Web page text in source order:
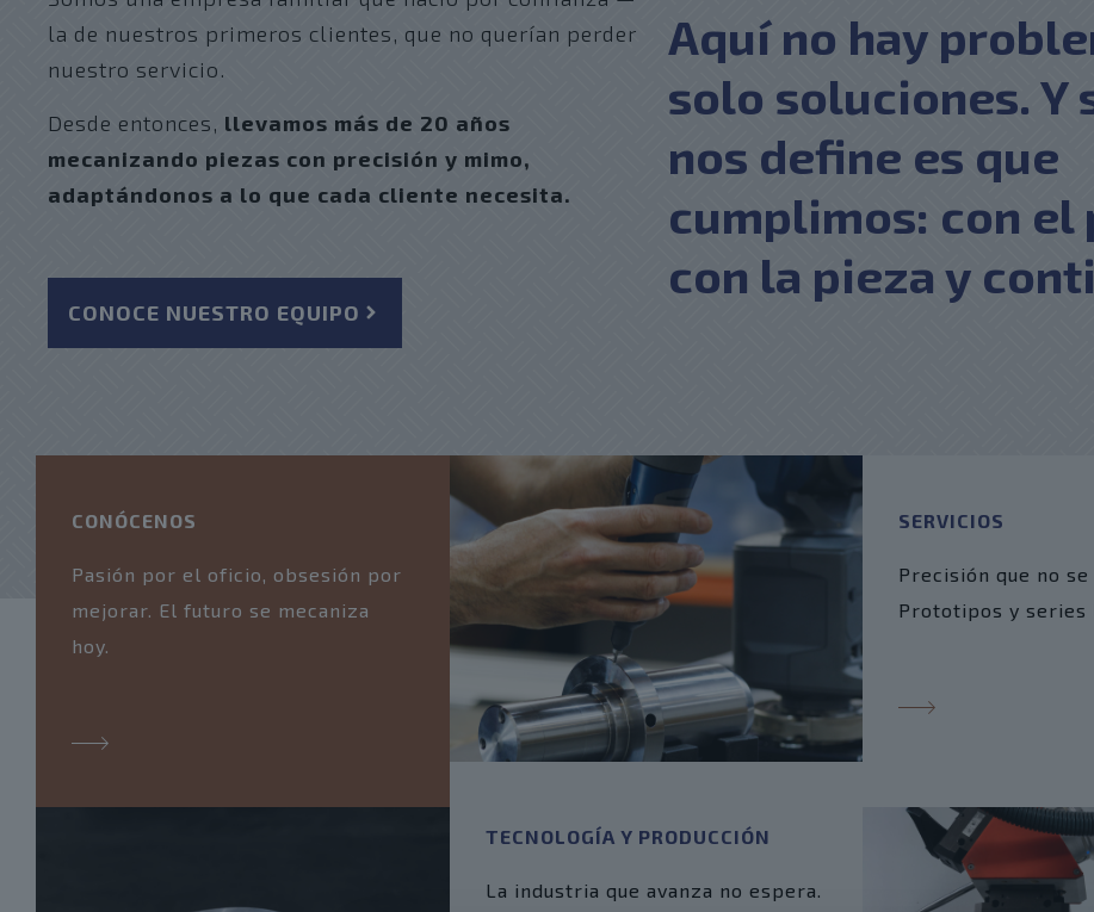
la de nuestros primeros clientes, que no querían perder
nuestro servicio.
Desde entonces, llevamos más de 20 años
mecanizando piezas con precisión y mimo,
adaptándonos a lo que cada cliente necesita.
CONOCE NUESTRO EQUIPO
Aquí no hay
solo soluciones. Y
nos define es que
cumplimos: con el
con la pieza y
CONÓCENOS
Pasión por el oficio, obsesión por
mejorar. El futuro se mecaniza
hoy.
SERVICIOS
Precisión que no se
Prototipos y series
TECNOLOGÍA Y PRODUCCIÓN
La industria que avanza no espera.